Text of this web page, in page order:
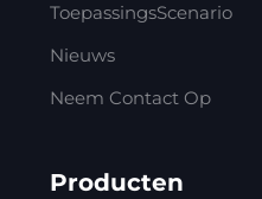
ToepassingsScenario
Nieuws
Neem Contact Op
Producten